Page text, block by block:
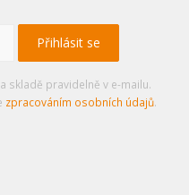
skladě pravidelně v e-mailu.
zpracováním osobních údajů.